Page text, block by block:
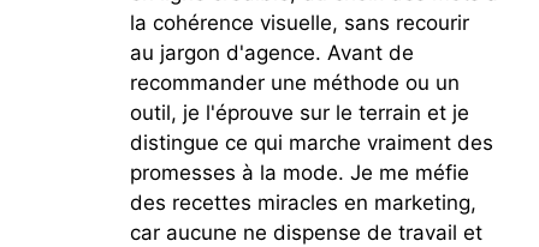
la cohérence visuelle, sans recourir
au jargon d'agence. Avant de
recommander une méthode ou un
outil, je l'éprouve sur le terrain et je
distingue ce qui marche vraiment des
promesses à la mode. Je me méfie
des recettes miracles en marketing,
car aucune ne dispense de travail et